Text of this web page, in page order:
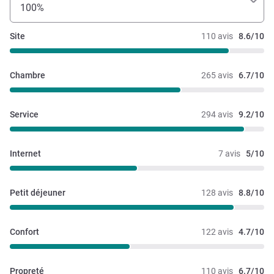
accompagné ni pris en charge, ce qui nuit fortement à
100%
110 avis 8.6/10
Site
265 avis 6.7/10
Chambre
294 avis 9.2/10
Service
7 avis 5/10
Internet
128 avis 8.8/10
Petit déjeuner
122 avis 4.7/10
Confort
110 avis 6.7/10
Propreté